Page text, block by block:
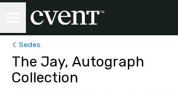
Sedes
The Jay, Autograph
Collection